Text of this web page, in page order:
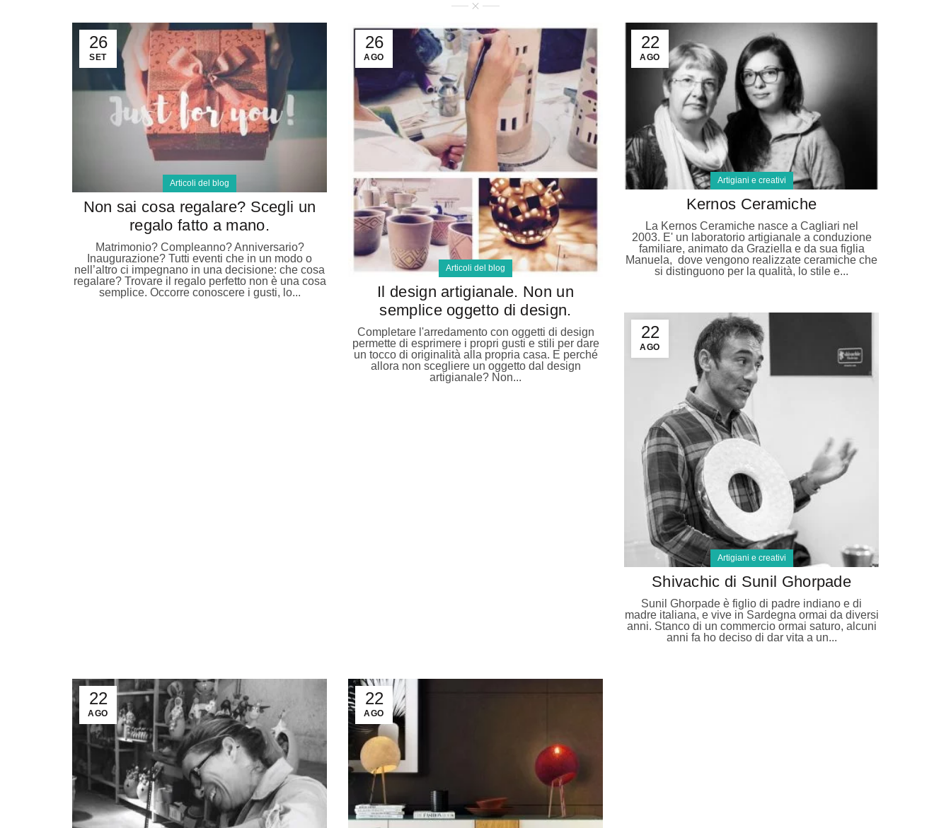
26
SET
Articoli del blog
Non sai cosa regalare? Scegli un
regalo fatto a mano.
Matrimonio? Compleanno? Anniversario?
Inaugurazione? Tutti eventi che in un modo o
nell’altro ci impegnano in una decisione: che cosa
regalare? Trovare il regalo perfetto non è una cosa
semplice. Occorre conoscere i gusti, lo...
26
AGO
Articoli del blog
Il design artigianale. Non un
semplice oggetto di design.
Completare l'arredamento con oggetti di design
permette di esprimere i propri gusti e stili per dare
un tocco di originalità alla propria casa. E perché
allora non scegliere un oggetto dal design
artigianale? Non...
22
AGO
Artigiani e creativi
Kernos Ceramiche
La Kernos Ceramiche nasce a Cagliari nel
2003. E' un laboratorio artigianale a conduzione
familiare, animato da Graziella e da sua figlia
Manuela, dove vengono realizzate ceramiche che
si distinguono per la qualità, lo stile e...
22
AGO
Artigiani e creativi
Shivachic di Sunil Ghorpade
Sunil Ghorpade è figlio di padre indiano e di
madre italiana, e vive in Sardegna ormai da diversi
anni. Stanco di un commercio ormai saturo, alcuni
anni fa ho deciso di dar vita a un...
22
AGO
22
AGO